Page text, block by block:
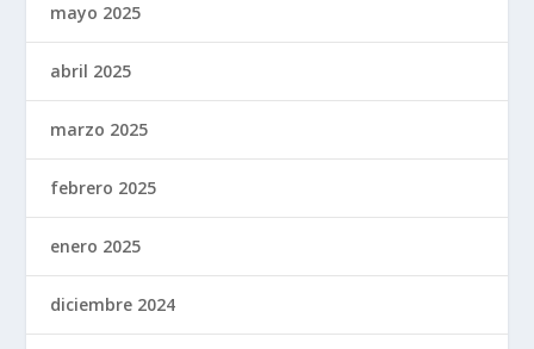
mayo 2025
abril 2025
marzo 2025
febrero 2025
enero 2025
diciembre 2024